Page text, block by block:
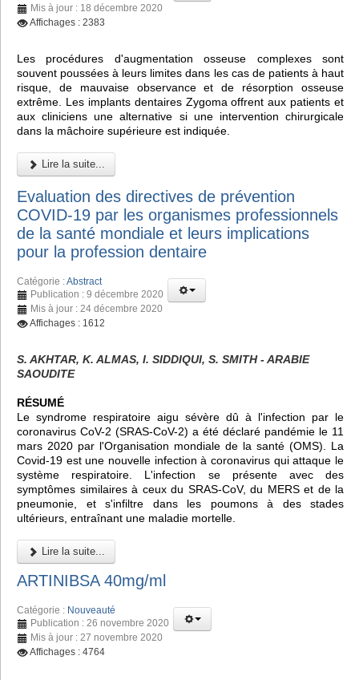
Mis à jour : 18 décembre 2020
Affichages : 2383
Les procédures d'augmentation osseuse complexes sont
souvent poussées à leurs limites dans les cas de patients à haut
risque, de mauvaise observance et de résorption osseuse
extrême. Les implants dentaires Zygoma offrent aux patients et
aux cliniciens une alternative si une intervention chirurgicale
dans la mâchoire supérieure est indiquée.
Lire la suite...
Evaluation des directives de prévention
COVID-19 par les organismes professionnels
de la santé mondiale et leurs implications
pour la profession dentaire
Catégorie :Abstract
Publication : 9 décembre 2020
Mis à jour : 24 décembre 2020
Affichages : 1612
S. AKHTAR, K. ALMAS, I. SIDDIQUI, S. SMITH - ARABIE
SAOUDITE
RÉSUMÉ
Le syndrome respiratoire aigu sévère dû à l'infection par le
coronavirus CoV-2 (SRAS-CoV-2) a été déclaré pandémie le 11
mars 2020 par l'Organisation mondiale de la santé (OMS). La
Covid-19 est une nouvelle infection à coronavirus qui attaque le
système respiratoire. L'infection se présente avec des
symptômes similaires à ceux du SRAS-CoV, du MERS et de la
pneumonie, et s'infiltre dans les poumons à des stades
ultérieurs, entraînant une maladie mortelle.
Lire la suite...
ARTINIBSA 40mg/ml
Catégorie : Nouveauté
Publication : 26 novembre 2020
Mis à jour : 27 novembre 2020
Affichages : 4764